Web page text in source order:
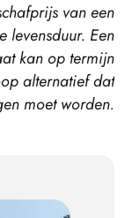
van een
levensduur. Een
kan op termijn
alternatief dat
moet worden.